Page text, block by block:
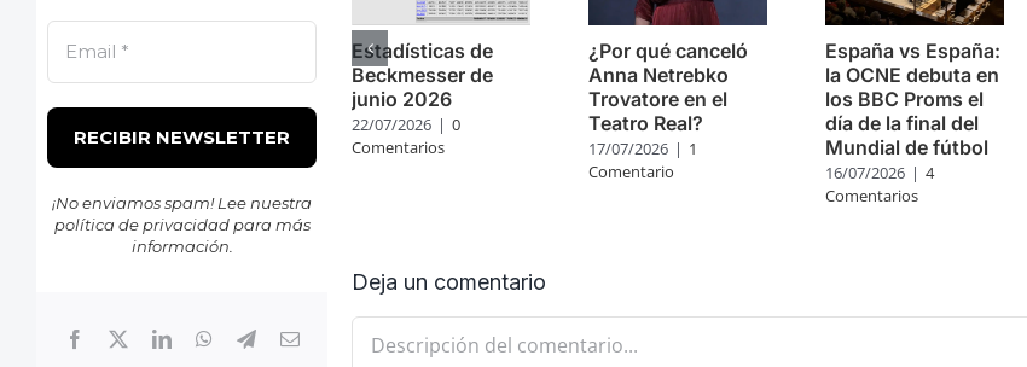
¡No enviamos spam! Lee nuestra
política de privacidadpara más
información.
Estadísticas de
Beckmesser de
junio 2026
22/07/2026 | 0
Comentarios
¿Por qué canceló
Anna Netrebko
Trovatore en el
Teatro Real?
17/07/2026 | 1
Comentario
España vs España:
la OCNE debuta en
los BBC Proms el
día de la final del
Mundial de fútbol
16/07/2026 | 4
Comentarios
Deja un comentario
Comentario